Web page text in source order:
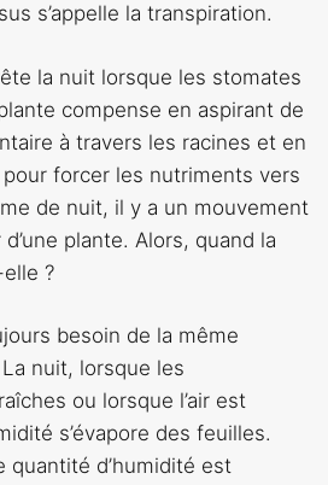
s’appelle la transpiration.
la nuit lorsque les stomates
compense en aspirant de
à travers les racines et en
forcer les nutriments vers
de nuit, il y a un mouvement
plante. Alors, quand la
?
besoin de la même
nuit, lorsque les
ou lorsque l’air est
s’évapore des feuilles.
quantité d’humidité est